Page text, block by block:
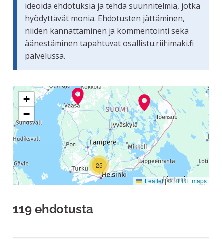
ideoida ehdotuksia ja tehdä suunnitelmia, jotka
hyödyttävät monia. Ehdotusten jättäminen,
niiden kannattaminen ja kommentointi sekä
äänestäminen tapahtuvat osallistu.riihimaki.fi
palvelussa.
Seuraavassa elementissä on kartta, joka esittää
25
+
−
Leaflet|©HERE maps
119 ehdotusta